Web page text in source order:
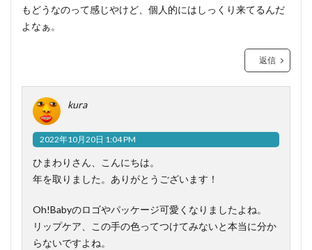
もどうなのって感じやけど、個人的にはしっくり来てるんだ
よなぁ。
返信
kura
2022年10月20日 1:04 PM
ひまわりさん、こんにちは。
年を取りました。ありがとうございます！
Oh!Babyのロゴやパッケージ可愛くなりましたよね。
リップケア、この手の色ってつけてみないと本当に分か
らないですよね。